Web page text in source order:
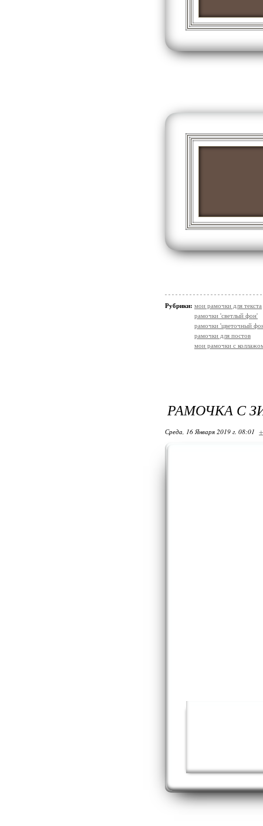
Рубрики: мои рамочки для текста
рамочки 'светлый фон'
рамочки 'цветочный
рамочки для постов
мои рамочки с
РАМОЧКА С
Среда, 16 Января 2019 г. 08:01